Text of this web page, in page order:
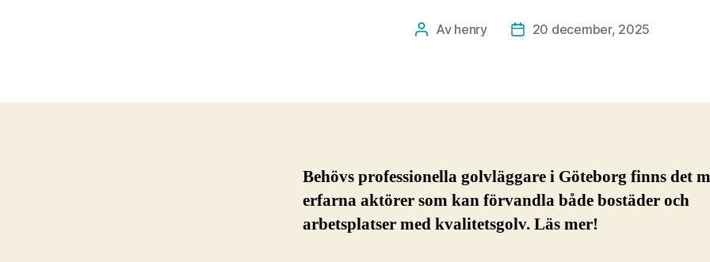
Inläggsförfattare
Av henry Inläggsdatum
20 december, 2025
Behövs professionella golvläggare i Göteborg finns det
erfarna aktörer som kan förvandla både bostäder och
arbetsplatser med kvalitetsgolv. Läs mer!